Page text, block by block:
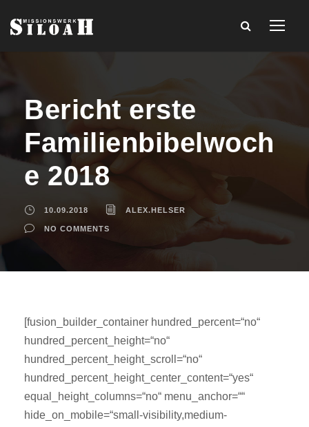
Bericht erste
Familienbibelwoch
e 2018
10.09.2018 ALEX.HELSER
NO COMMENTS
[fusion_builder_container hundred_percent=“no“
hundred_percent_height=“no“
hundred_percent_height_scroll=“no“
hundred_percent_height_center_content=“yes“
equal_height_columns=“no“ menu_anchor=““
hide_on_mobile=“small-visibility,medium-